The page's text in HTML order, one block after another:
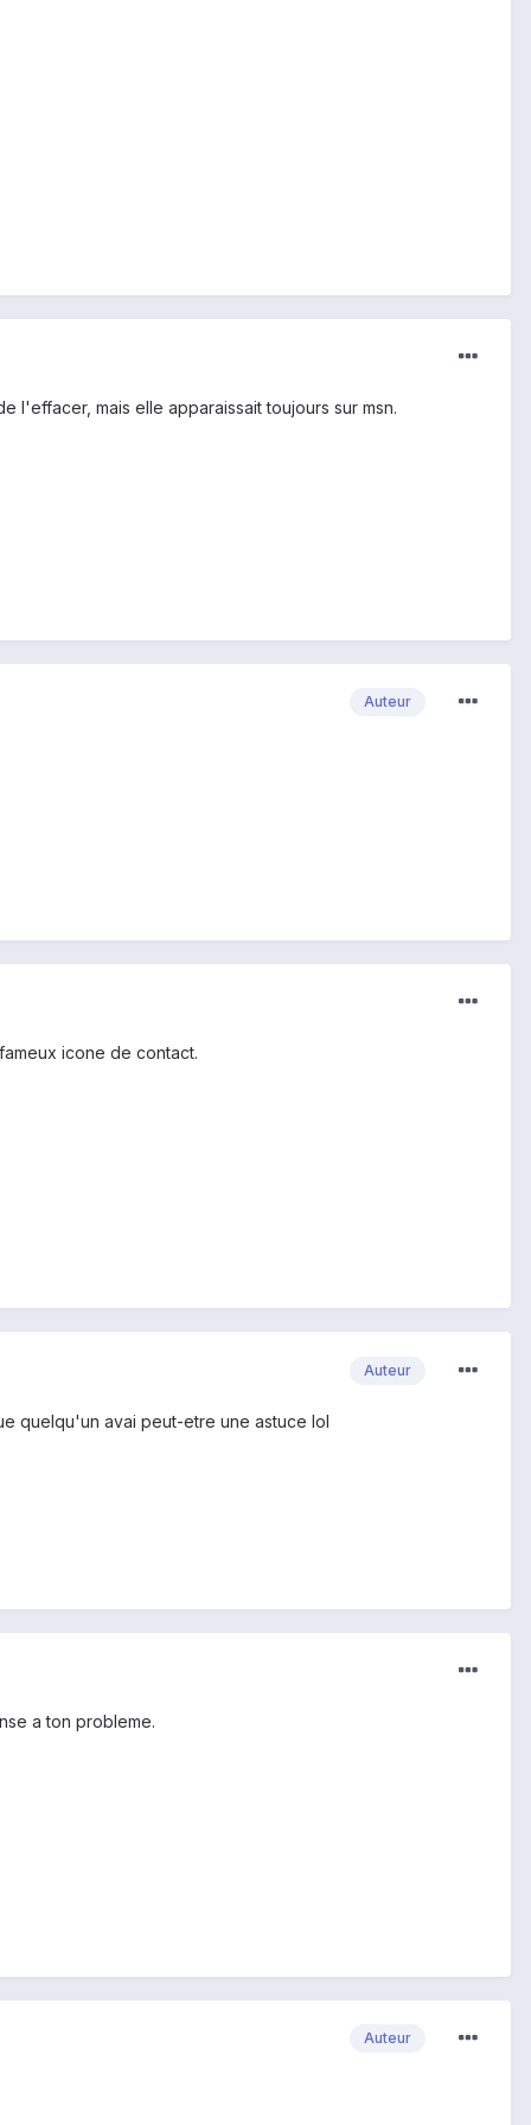
l'effacer, mais elle apparaissait toujours sur msn.
Auteur
icone de contact.
Auteur
quelqu'un avai peut-etre une astuce lol
a ton probleme.
Auteur